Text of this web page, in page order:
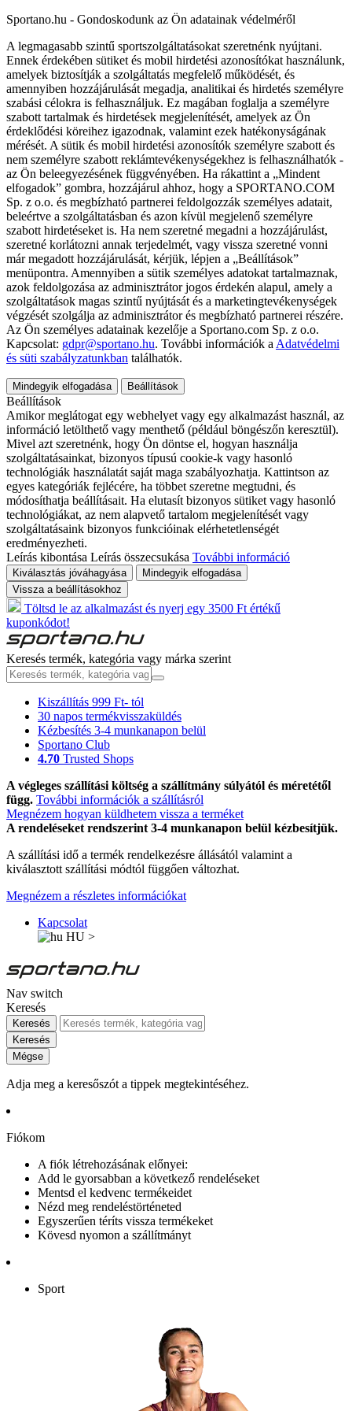
Sportano.hu - Gondoskodunk az Ön adatainak védelméről
A legmagasabb szintű sportszolgáltatásokat szeretnénk nyújtani.
Ennek érdekében sütiket és mobil hirdetési azonosítókat használunk,
amelyek biztosítják a szolgáltatás megfelelő működését, és
amennyiben hozzájárulását megadja, analitikai és hirdetés személyre
szabási célokra is felhasználjuk. Ez magában foglalja a személyre
szabott tartalmak és hirdetések megjelenítését, amelyek az Ön
érdeklődési köreihez igazodnak, valamint ezek hatékonyságának
mérését. A sütik és mobil hirdetési azonosítók személyre szabott és
nem személyre szabott reklámtevékenységekhez is felhasználhatók -
az Ön beleegyezésének függvényében. Ha rákattint a „Mindent
elfogadok” gombra, hozzájárul ahhoz, hogy a SPORTANO.COM
Sp. z o.o. és megbízható partnerei feldolgozzák személyes adatait,
beleértve a szolgáltatásban és azon kívül megjelenő személyre
szabott hirdetéseket is. Ha nem szeretné megadni a hozzájárulást,
szeretné korlátozni annak terjedelmét, vagy vissza szeretné vonni
már megadott hozzájárulását, kérjük, lépjen a „Beállítások”
menüpontra. Amennyiben a sütik személyes adatokat tartalmaznak,
azok feldolgozása az adminisztrátor jogos érdekén alapul, amely a
szolgáltatások magas szintű nyújtását és a marketingtevékenységek
végzését szolgálja az adminisztrátor és megbízható partnerei részére.
Az Ön személyes adatainak kezelője a Sportano.com Sp. z o.o.
Kapcsolat: gdpr@sportano.hu. További információk a Adatvédelmi
és süti szabályzatunkban találhatók.
Mindegyik elfogadása Beállítások
Beállítások
Amikor meglátogat egy webhelyet vagy egy alkalmazást használ, az
információ letölthető vagy menthető (például böngészőn keresztül).
Mivel azt szeretnénk, hogy Ön döntse el, hogyan használja
szolgáltatásainkat, bizonyos típusú cookie-k vagy hasonló
technológiák használatát saját maga szabályozhatja. Kattintson az
egyes kategóriák fejlécére, ha többet szeretne megtudni, és
módosíthatja beállításait. Ha elutasít bizonyos sütiket vagy hasonló
technológiákat, az nem alapvető tartalom megjelenítését vagy
szolgáltatásaink bizonyos funkcióinak elérhetetlenségét
eredményezheti.
Leírás kibontása Leírás összecsukása További információ
Kiválasztás jóváhagyása
Mindegyik elfogadása
Vissza a beállításokhoz
Töltsd le az alkalmazást és nyerj egy 3500 Ft értékű
kuponkódot!
Keresés termék, kategória vagy márka szerint
Kiszállítás 999 Ft- tól
30 napos termékvisszaküldés
Kézbesítés 3-4 munkanapon belül
Sportano Club
4.70 Trusted Shops
A végleges szállítási költség a szállítmány súlyától és méretétől
függ. További információk a szállításról
Megnézem hogyan küldhetem vissza a terméket
A rendeléseket rendszerint 3-4 munkanapon belül kézbesítjük.
A szállítási idő a termék rendelkezésre állásától valamint a
kiválasztott szállítási módtól függően változhat.
Megnézem a részletes információkat
Kapcsolat
HU >
Nav switch
Keresés
Keresés
Keresés
Mégse
Adja meg a keresőszót a tippek megtekintéséhez.
Fiókom
A fiók létrehozásának előnyei:
Add le gyorsabban a következő rendeléseket
Mentsd el kedvenc termékeidet
Nézd meg rendeléstörténeted
Egyszerűen téríts vissza termékeket
Kövesd nyomon a szállítmányt
Sport